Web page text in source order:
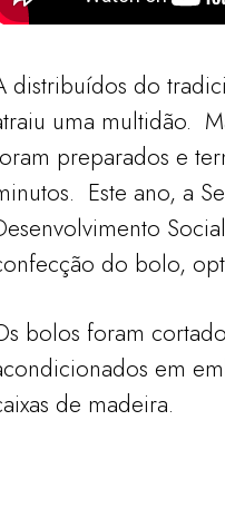
distribuídos do
uma multidão.
preparados e
Este ano, a
do bolo,
bolos foram
em
de madeira.